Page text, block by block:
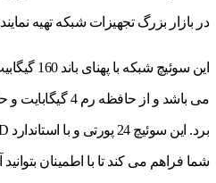
در بازار بزرگ تجهیزات شبکه تهیه
این سوئیچ
شما فراهم می کند تا با اطمینان